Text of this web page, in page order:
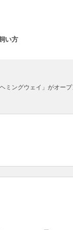
い方
ミングウェイ」がオープ